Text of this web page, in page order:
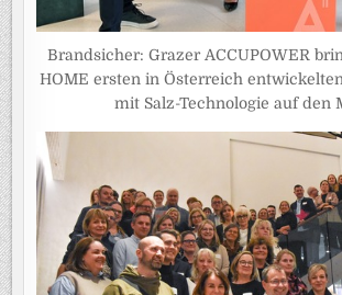
Brandsicher: Grazer ACCUPOWER
HOME ersten in Österreich
mit Salz-Technologie auf den